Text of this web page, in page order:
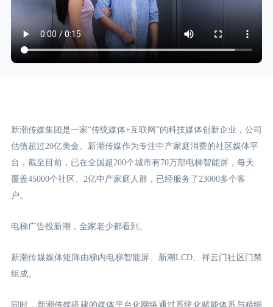
新潮传媒集团是一家“传统媒体+互联网”的科技媒体创新企业，公司
估值超过20亿美金。新潮传媒作为专注中产家庭消费的社区媒体平
台，截至目前，已在全国超200个城市有70万部电梯智能屏，每天
覆盖45000个社区、2亿中产家庭人群，已经服务了23000多个客
户。
电梯广告投新潮，全家老少都看到。
新潮传媒媒体矩阵由梯内电梯智能屏、新潮LCD、祥云门社区门禁
组成。
同时，新潮传媒搭建的媒体平台化网络通过系统化赋能体系与精细